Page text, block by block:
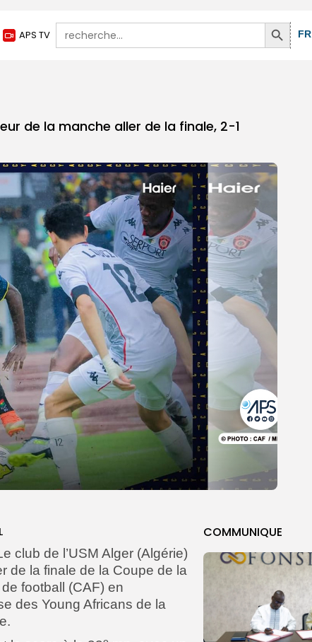
APS TV
Search
for:
Search
Button
FR
de la manche aller de la finale, 2-1
COMMUNIQUE
club de l’USM Alger (Algérie)
de la finale de la Coupe de la
football (CAF) en
des Young Africans de la